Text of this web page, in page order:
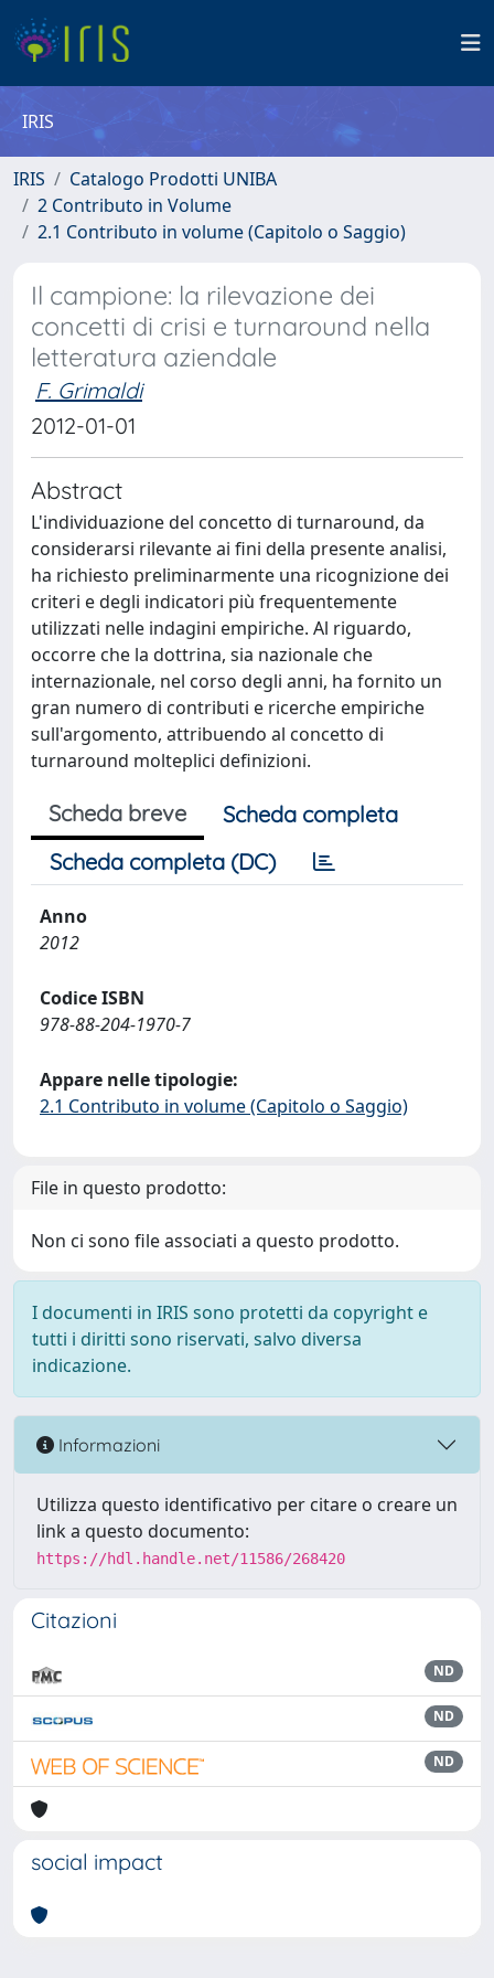
IRIS
IRIS
Catalogo Prodotti UNIBA
2 Contributo in Volume
2.1 Contributo in volume (Capitolo o Saggio)
Il campione: la rilevazione dei
concetti di crisi e turnaround nella
letteratura aziendale
F. Grimaldi
2012-01-01
Abstract
L'individuazione del concetto di turnaround, da
considerarsi rilevante ai fini della presente analisi,
ha richiesto preliminarmente una ricognizione dei
criteri e degli indicatori più frequentemente
utilizzati nelle indagini empiriche. Al riguardo,
occorre che la dottrina, sia nazionale che
internazionale, nel corso degli anni, ha fornito un
gran numero di contributi e ricerche empiriche
sull'argomento, attribuendo al concetto di
turnaround molteplici definizioni.
Scheda breve
Scheda completa
Scheda completa (DC)
Anno
2012
Codice ISBN
978-88-204-1970-7
Appare nelle tipologie:
2.1 Contributo in volume (Capitolo o Saggio)
File in questo prodotto:
Non ci sono file associati a questo prodotto.
I documenti in IRIS sono protetti da copyright e
tutti i diritti sono riservati, salvo diversa
indicazione.
Informazioni
Utilizza questo identificativo per citare o creare un
link a questo documento:
https://hdl.handle.net/11586/268420
Citazioni
ND
ND
ND
social impact